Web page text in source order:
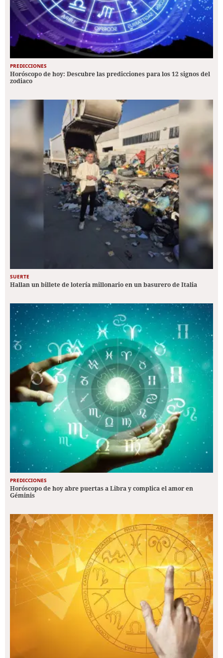
PREDICCIONES
Horóscopo de hoy: Descubre las predicciones para los 12 signos del
zodiaco
SUERTE
Hallan un billete de lotería millonario en un basurero de Italia
PREDICCIONES
Horóscopo de hoy abre puertas a Libra y complica el amor en
Géminis